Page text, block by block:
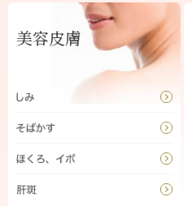
美容皮膚